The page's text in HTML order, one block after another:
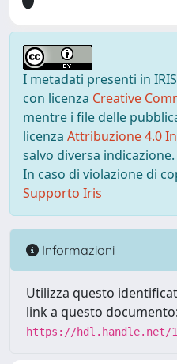
I metadati presenti in
con licenza Creative
mentre i file delle
licenza Attribuzione 4.0
salvo diversa indicazione.
In caso di violazione di
Supporto Iris
Informazioni
Utilizza questo
link a questo documento:
https://hdl.handle.net/